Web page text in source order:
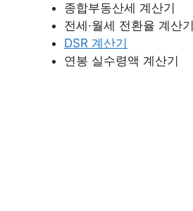
종합부동산세 계산기
전세·월세 전환율 계산기
DSR 계산기
연봉 실수령액 계산기